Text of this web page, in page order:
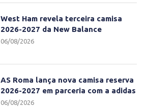
West Ham revela terceira camisa
2026-2027 da New Balance
06/08/2026
AS Roma lança nova camisa reserva
2026-2027 em parceria com a adidas
06/08/2026